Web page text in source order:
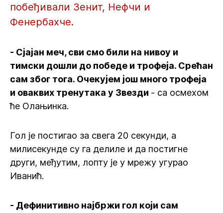
побеђивали Зенит, Нефчи и
Фенербахче.
- Сјајан меч, сви смо били на нивоу и
тимски дошли до победе и трофеја. Срећан
сам због тога. Очекујем још много трофеја
и оваквих тренутака у Звезди - са осмехом
ће Олањинка.
Гол је постигао за свега 20 секунди, а
милисекунде су га делиле и да постигне
други, међутим, лопту је у мрежу угурао
Иванић.
- Дефинитивно најбржи гол који сам